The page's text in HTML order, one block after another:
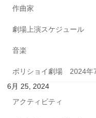
作曲家
劇場上演スケジュール
音楽
ボリショイ劇場 2024
6月 25, 2024
アクティビティ